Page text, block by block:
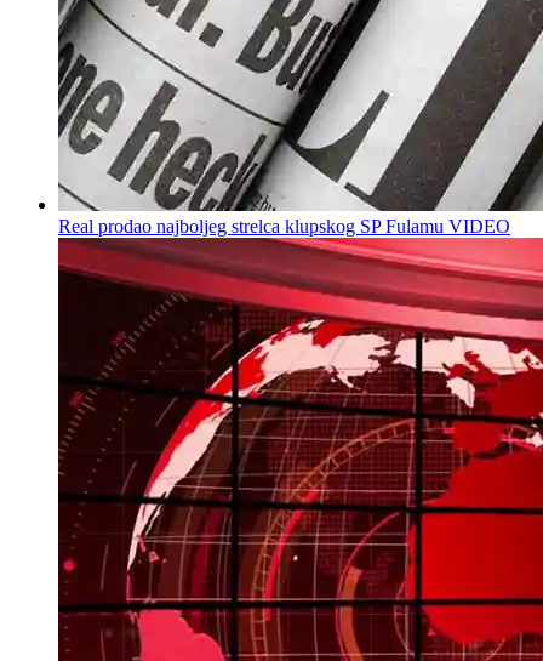
Real prodao najboljeg strelca klupskog SP Fulamu VIDEO